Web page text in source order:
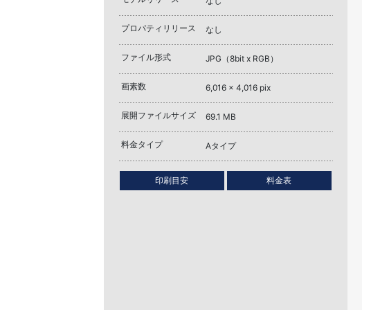
プロパティリリース なし
ファイル形式 JPG（8bit x RGB）
画素数 6,016 x 4,016 pix
展開ファイルサイズ 69.1 MB
料金タイプ Aタイプ
印刷目安 料金表